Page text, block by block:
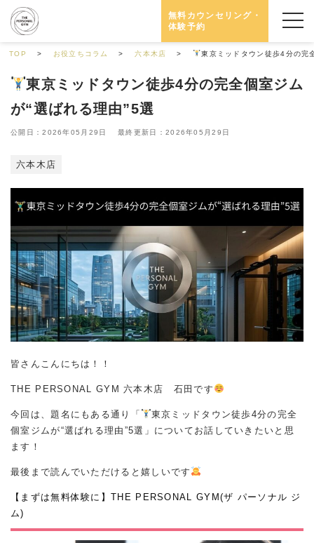
無料カウンセリング・
体験予約
TOP お役立ちコラム 六本木店 東京ミッドタウン徒歩4分の完
東京ミッドタウン徒歩4分の完全個室ジム
が“選ばれる理由”5選
公開日：2026年05月29日 最終更新日：2026年05月29日
六本木店
皆さんこんにちは！！
THE PERSONAL GYM 六本木店 石田です
今回は、題名にもある通り「
東京ミッドタウン徒歩4分の完全
個室ジムが“選ばれる理由”5選」についてお話していきたいと思
ます！
最後まで読んでいただけると嬉しいです
【まずは無料体験に】THE PERSONAL GYM(ザ パーソナル ジ
ム)